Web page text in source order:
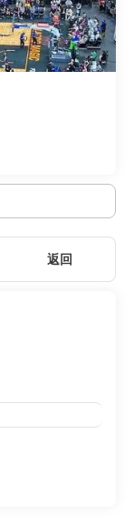
out, dry
front desk.
返回